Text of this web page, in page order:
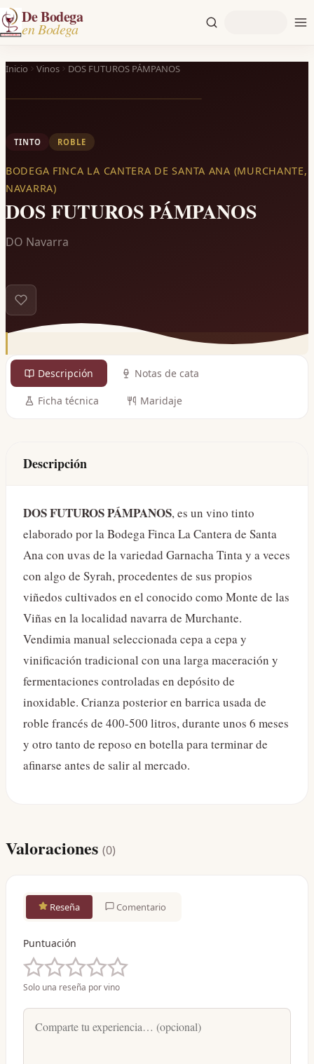
De Bodega
en Bodega
Inicio Vinos DOS FUTUROS PÁMPANOS
TINTO ROBLE
BODEGA FINCA LA CANTERA DE SANTA ANA (MURCHANTE,
NAVARRA)
DOS FUTUROS PÁMPANOS
DO Navarra
Descripción Notas de cata
Ficha técnica Maridaje
Descripción
DOS FUTUROS PÁMPANOS, es un vino tinto
elaborado por la Bodega Finca La Cantera de Santa
Ana con uvas de la variedad Garnacha Tinta y a veces
con algo de Syrah, procedentes de sus propios
viñedos cultivados en el conocido como Monte de las
Viñas en la localidad navarra de Murchante.
Vendimia manual seleccionada cepa a cepa y
vinificación tradicional con una larga maceración y
fermentaciones controladas en depósito de
inoxidable. Crianza posterior en barrica usada de
roble francés de 400-500 litros, durante unos 6 meses
y otro tanto de reposo en botella para terminar de
afinarse antes de salir al mercado.
Valoraciones (0)
Reseña Comentario
Puntuación
Solo una reseña por vino